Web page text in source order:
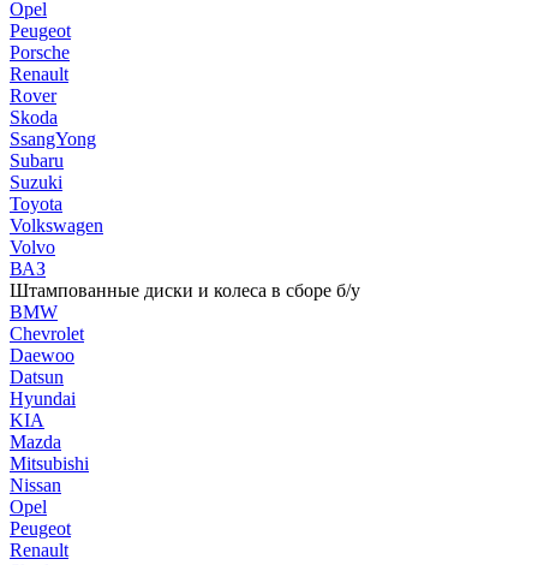
Opel
Peugeot
Porsche
Renault
Rover
Skoda
SsangYong
Subaru
Suzuki
Toyota
Volkswagen
Volvo
ВАЗ
Штампованные диски и колеса в сборе б/у
BMW
Chevrolet
Daewoo
Datsun
Hyundai
KIA
Mazda
Mitsubishi
Nissan
Opel
Peugeot
Renault